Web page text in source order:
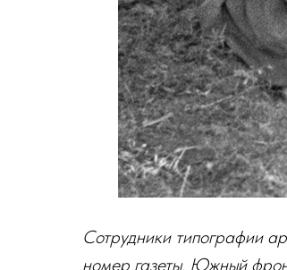
Сотрудники типографии
номер газеты. Южный